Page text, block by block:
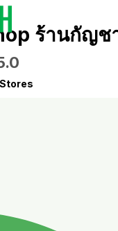
ร้านกัญช